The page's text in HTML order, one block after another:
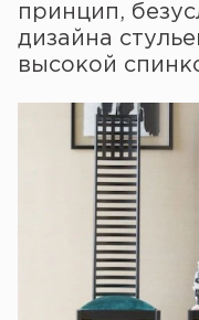
принцип,
дизайна
высокой